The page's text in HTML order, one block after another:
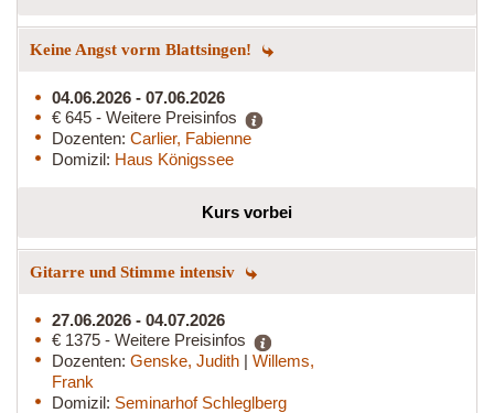
Keine Angst vorm Blattsingen!
04.06.2026 - 07.06.2026
€ 645 - Weitere Preisinfos
Dozenten: Carlier, Fabienne
Domizil: Haus Königssee
Kurs vorbei
Gitarre und Stimme intensiv
27.06.2026 - 04.07.2026
€ 1375 - Weitere Preisinfos
Dozenten: Genske, Judith | Willems,
Frank
Domizil: Seminarhof Schleglberg